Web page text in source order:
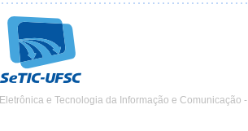
e Tecnologia da Informação e Comunicação -